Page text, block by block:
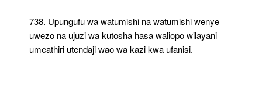
738. Upungufu wa watumishi na watumishi wenye
uwezo na ujuzi wa kutosha hasa waliopo wilayani
umeathiri utendaji wao wa kazi kwa ufanisi.